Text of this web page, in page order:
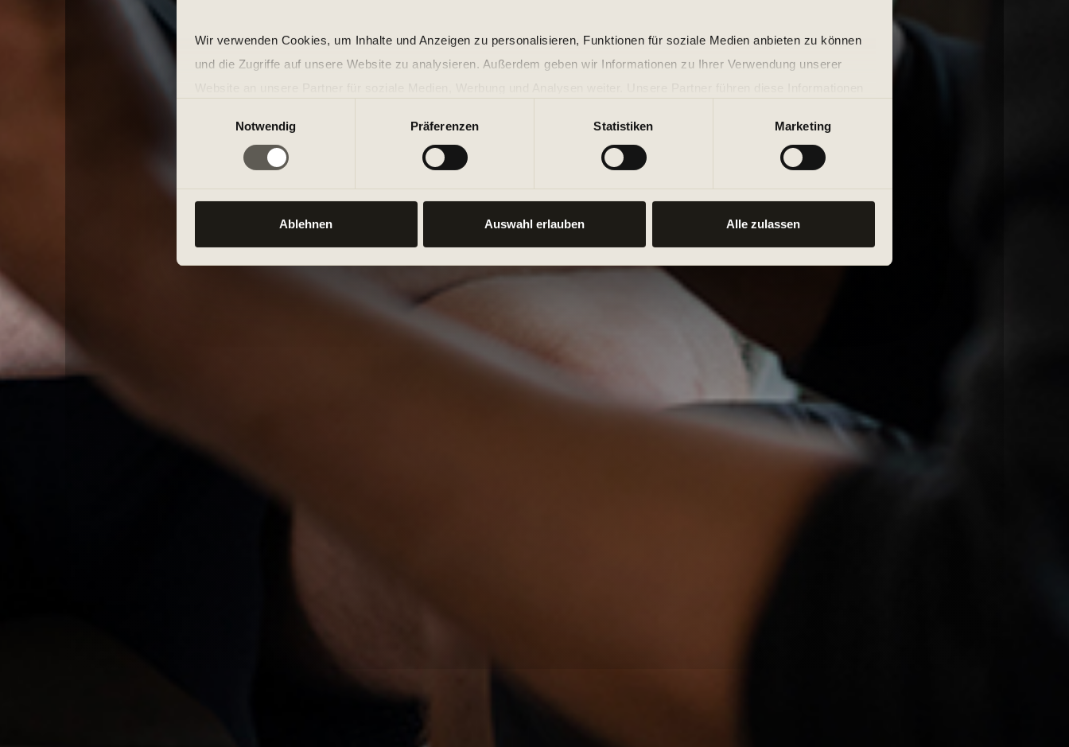
Wir verwenden Cookies, um Inhalte und Anzeigen zu personalisieren, Funktionen für soziale Medien anbieten zu können
und die Zugriffe auf unsere Website zu analysieren. Außerdem geben wir Informationen zu Ihrer Verwendung unserer
der Dienste gesammelt haben.
Notwendig
Präferenzen Statistiken Marketing
Ablehnen Auswahl erlauben Alle zulassen